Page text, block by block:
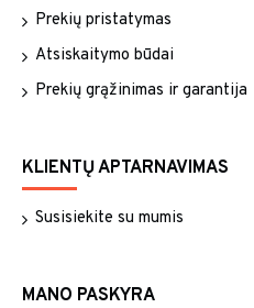
Prekių pristatymas
Atsiskaitymo būdai
Prekių grąžinimas ir garantija
KLIENTŲ APTARNAVIMAS
Susisiekite su mumis
MANO PASKYRA